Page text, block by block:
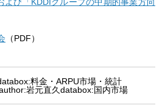
よび「KDDIグループの中期的事業方向
（PDF）
料金・ARPU市場・統計
岩元直久databox:国内市場